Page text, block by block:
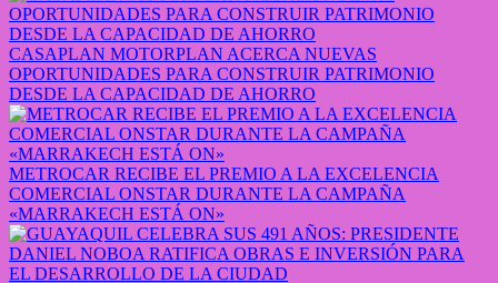
CASAPLAN MOTORPLAN ACERCA NUEVAS
OPORTUNIDADES PARA CONSTRUIR PATRIMONIO
DESDE LA CAPACIDAD DE AHORRO
METROCAR RECIBE EL PREMIO A LA EXCELENCIA
COMERCIAL ONSTAR DURANTE LA CAMPAÑA
«MARRAKECH ESTÁ ON»